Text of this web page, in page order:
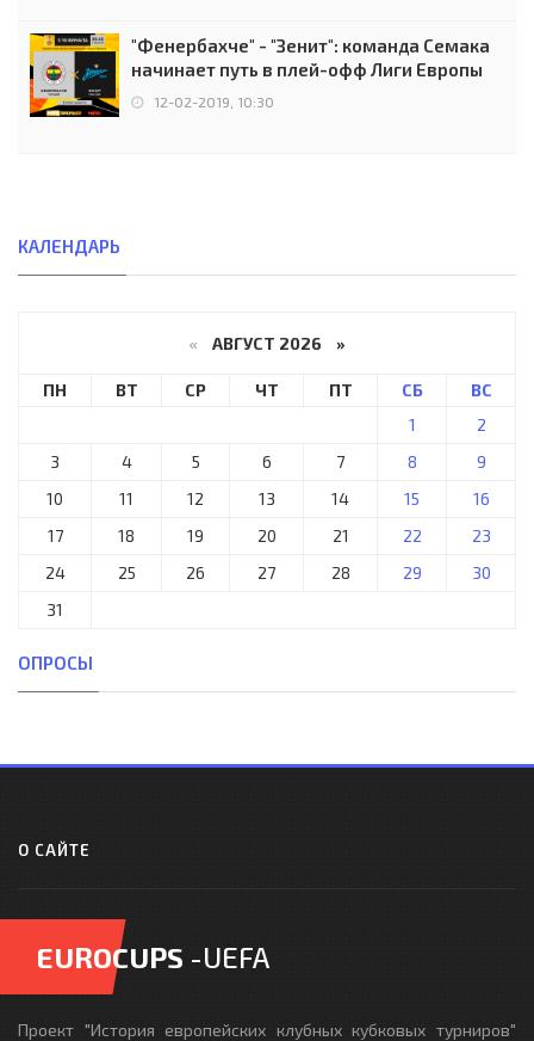
"Фенербахче" - "Зенит": команда Семака
начинает путь в плей-офф Лиги Европы
12-02-2019, 10:30
КАЛЕНДАРЬ
« АВГУСТ 2026 »
ПН ВТ СР ЧТ ПТ СБ
ВС
1
2
3
4 5 6 7 8
9
10
11 12 13 14 15
16
17
18 19 20 21 22
23
24
25 26 27 28 29
30
31
ОПРОСЫ
О САЙТЕ
EUROCUPS -UEFA
Проект "История европейских клубных кубковых турниров"